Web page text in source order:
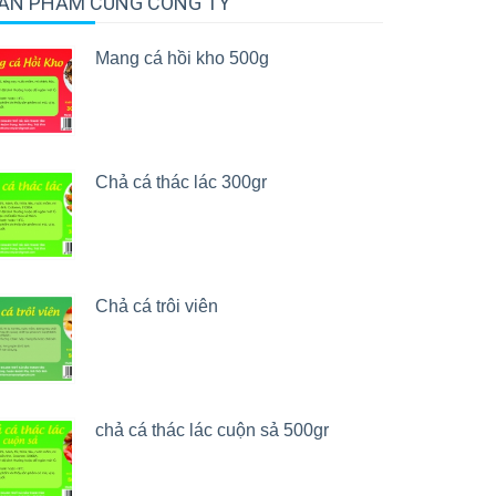
Mang cá hồi kho 500g
Chả cá thác lác 300gr
Chả cá trôi viên
chả cá thác lác cuộn sả 500gr